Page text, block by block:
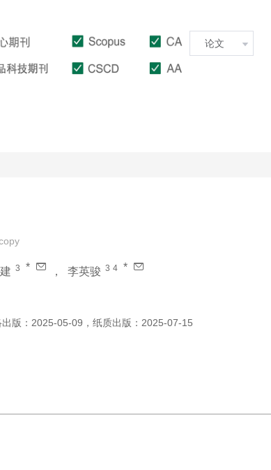
3 * ， 李英骏 3 4 *
版： 2025-05-09 ， 纸质出版： 2025-07-15